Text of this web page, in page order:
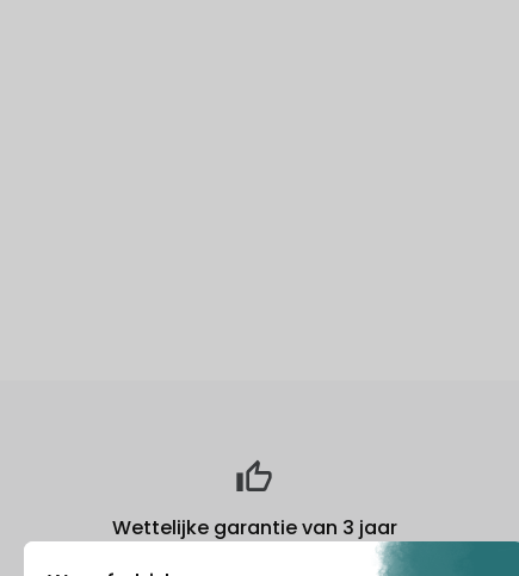
Wettelijke garantie van 3 jaar